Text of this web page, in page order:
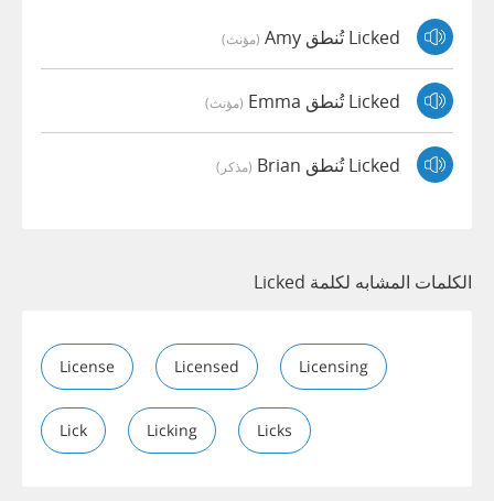
Licked تُنطق Amy (مؤنث)
Licked تُنطق Emma (مؤنث)
Licked تُنطق Brian (مذكر)
الكلمات المشابه لكلمة Licked
License Licensed Licensing
Lick Licking Licks